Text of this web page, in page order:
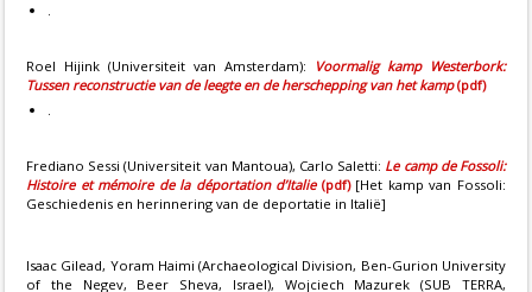
.
Roel Hijink (Universiteit van Amsterdam):
Voormalig kamp Westerbork:
Tussen reconstructie van de leegte en de herschepping van het kamp(pdf)
.
Frediano Sessi (Universiteit van Mantoua), Carlo Saletti: Le camp de Fossoli:
Histoire et mémoire de la déportation d’Italie(pdf)[Het kamp van Fossoli:
Geschiedenis en herinnering van de deportatie in Italië]
Isaac Gilead, Yoram Haimi (Archaeological Division, Ben-Gurion University
of the Negev, Beer Sheva, Israel), Wojciech Mazurek (SUB TERRA,